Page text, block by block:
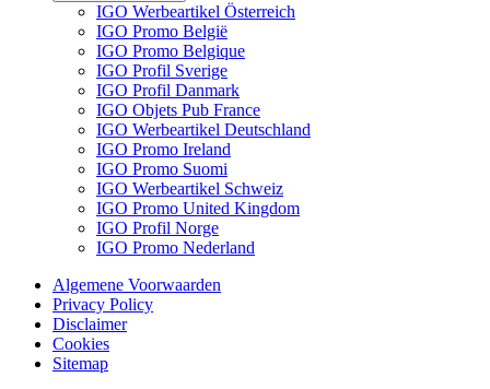
IGO Werbeartikel Österreich
IGO Promo België
IGO Promo Belgique
IGO Profil Sverige
IGO Profil Danmark
IGO Objets Pub France
IGO Werbeartikel Deutschland
IGO Promo Ireland
IGO Promo Suomi
IGO Werbeartikel Schweiz
IGO Promo United Kingdom
IGO Profil Norge
IGO Promo Nederland
Algemene Voorwaarden
Privacy Policy
Disclaimer
Cookies
Sitemap